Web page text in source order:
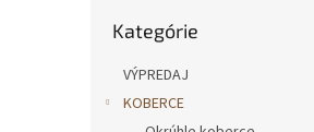
kategórie
Kategórie
VÝPREDAJ
KOBERCE